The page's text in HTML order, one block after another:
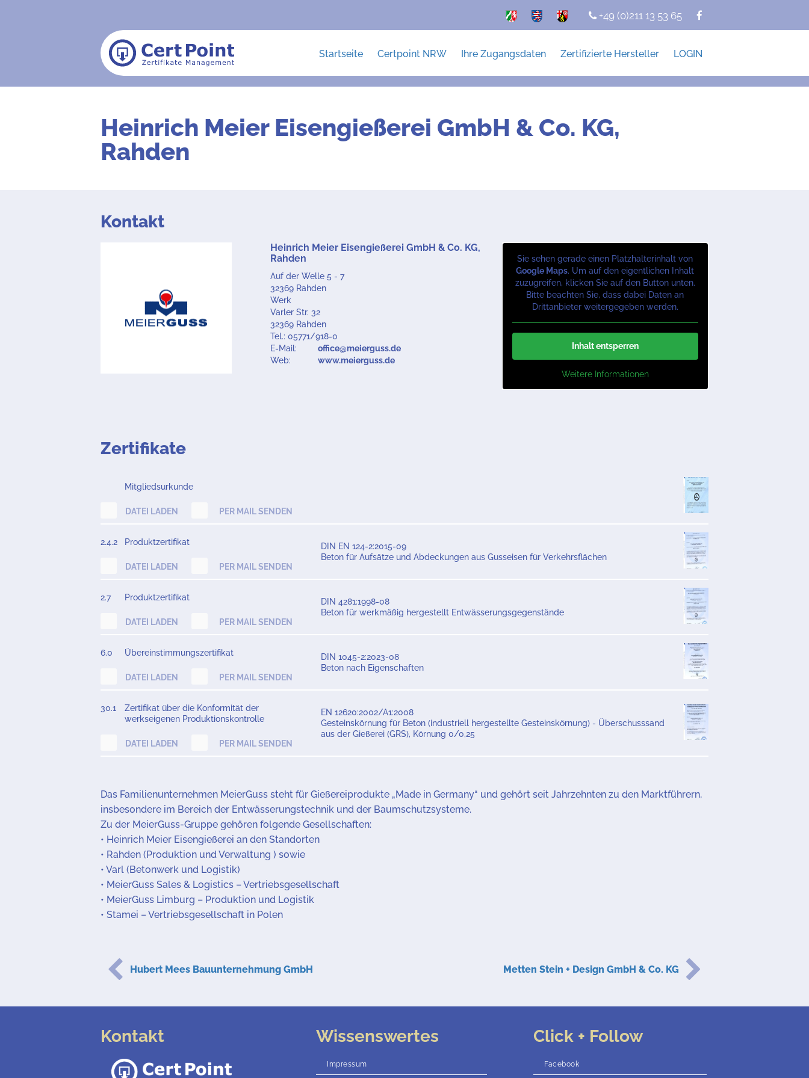
+49 (0)211 13 53 65
Startseite Certpoint NRW Ihre Zugangsdaten Zertifizierte Hersteller LOGIN
Heinrich Meier Eisengießerei GmbH & Co. KG,
Rahden
Kontakt
Heinrich Meier Eisengießerei GmbH & Co. KG,
Rahden
Auf der Welle 5 - 7
32369 Rahden
Werk
Varler Str. 32
32369 Rahden
Tel.: 05771/918-0
E-Mail:
office@meierguss.de
Web:
www.meierguss.de
Sie sehen gerade einen Platzhalterinhalt von
Google Maps. Um auf den eigentlichen Inhalt
zuzugreifen, klicken Sie auf den Button unten.
Bitte beachten Sie, dass dabei Daten an
Drittanbieter weitergegeben werden.
Inhalt entsperren
Weitere Informationen
Zertifikate
Mitgliedsurkunde
DATEI LADEN PER MAIL SENDEN
2.4.2 Produktzertifikat
DATEI LADEN PER MAIL SENDEN
DIN EN 124-2:2015-09
Beton für Aufsätze und Abdeckungen aus Gusseisen für Verkehrsflächen
2.7 Produktzertifikat
DATEI LADEN PER MAIL SENDEN
DIN 4281:1998-08
Beton für werkmäßig hergestellt Entwässerungsgegenstände
6.0 Übereinstimmungszertifikat
DATEI LADEN PER MAIL SENDEN
DIN 1045-2:2023-08
Beton nach Eigenschaften
30.1
Zertifikat über die Konformität der
werkseigenen Produktionskontrolle
DATEI LADEN PER MAIL SENDEN
EN 12620:2002/A1:2008
Gesteinskörnung für Beton (industriell hergestellte Gesteinskörnung) - Überschusssand
aus der Gießerei (GRS), Körnung 0/0,25
Das Familienunternehmen MeierGuss steht für Gießereiprodukte „Made in Germany“ und gehört seit Jahrzehnten zu den Marktführern,
insbesondere im Bereich der Entwässerungstechnik und der Baumschutzsysteme.
Zu der MeierGuss-Gruppe gehören folgende Gesellschaften:
• Heinrich Meier Eisengießerei an den Standorten
• Rahden (Produktion und Verwaltung ) sowie
• Varl (Betonwerk und Logistik)
• MeierGuss Sales & Logistics – Vertriebsgesellschaft
• MeierGuss Limburg – Produktion und Logistik
• Stamei – Vertriebsgesellschaft in Polen
Hubert Mees Bauunternehmung GmbH Metten Stein + Design GmbH & Co. KG
Kontakt Wissenswertes
Impressum
Click + Follow
Facebook